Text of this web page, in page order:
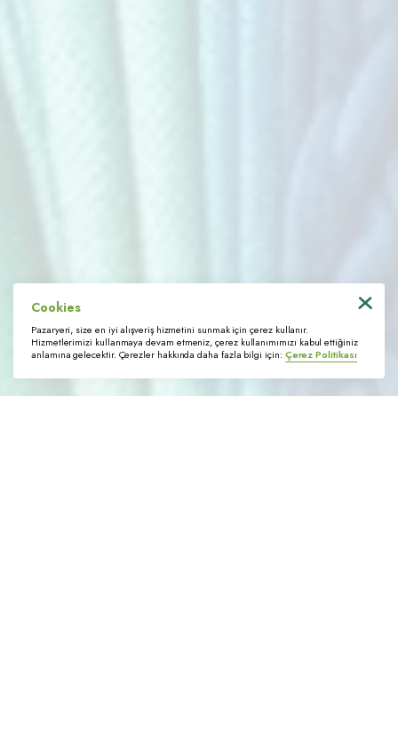
Cookies
Pazaryeri, size en iyi alışveriş hizmetini sunmak için çerez kullanır.
Hizmetlerimizi kullanmaya devam etmeniz, çerez kullanımımızı kabul ettiğiniz
anlamına gelecektir. Çerezler hakkında daha fazla bilgi için: Çerez Politikası